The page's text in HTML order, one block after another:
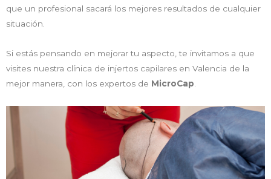
que un profesional sacará los mejores resultados de cualquier
situación.
Si estás pensando en mejorar tu aspecto, te invitamos a que
visites nuestra clínica de injertos capilares en Valencia de la
mejor manera, con los expertos de MicroCap